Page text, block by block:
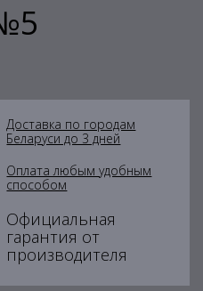
Доставка по городам
Беларуси до 3 дней
Оплата любым удобным
способом
Официальная
гарантия от
производителя